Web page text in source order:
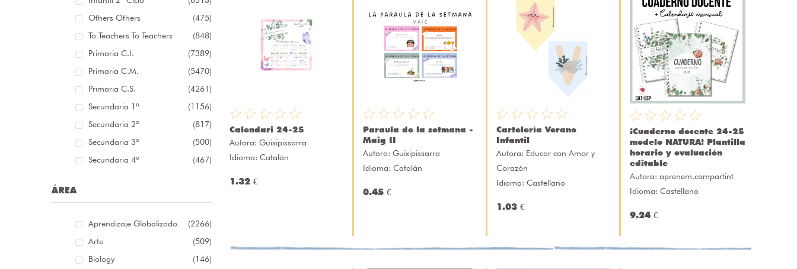
Others Others
(475)
To Teachers To Teachers
(848)
Primaria C.I.
(7389)
Primaria C.M.
(5470)
Primaria C.S.
(4261)
Secundaria 1º
(1156)
Secundaria 2º
(817)
Secundaria 3º
(500)
Secundaria 4º
(467)
ÁREA
Aprendizaje Globalizado
(2266)
Arte
(509)
Biology
(146)
Calendari 24-25
Autora: Guixipissarra
Idioma: Catalán
1.32 €
Paraula de la setmana -
Maig II
Autora: Guixipissarra
Idioma: Catalán
0.45 €
Cartelería Verano
Infantil
Autora: Educar con Amor y
Corazón
Idioma: Castellano
1.03 €
¡Cuaderno docente 24-25
modelo NATURA! Plantilla
horario y evaluación
editable
Autora: aprenem.compartint
Idioma: Castellano
9.24 €